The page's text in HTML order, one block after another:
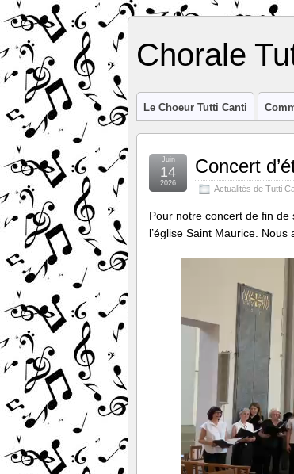
Chorale
Le Choeur Tutti Canti
Concert
Actualités de Tutti
Juin
14
2026
Pour notre concert de fin
l’église Saint Maurice.